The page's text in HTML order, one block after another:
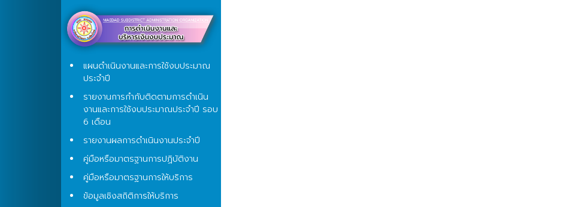
แผนดำเนินงานและการใช้งบประมาณ
ประจำปี
รายงานการกำกับติดตามการดำเนิน
งานและการใช้งบประมาณประจำปี รอบ
6 เดือน
รายงานผลการดำเนินงานประจำปี
คู่มือหรือมาตรฐานการปฏิบัติงาน
คู่มือหรือมาตรฐานการให้บริการ
ข้อมูลเชิงสถิติการให้บริการ